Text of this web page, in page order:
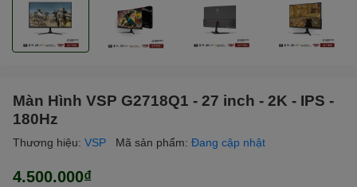
Màn Hình VSP G2718Q1 - 27 inch - 2K - IPS -
180Hz
Thương hiệu: VSP Mã sản phẩm: Đang cập nhật
4.500.000₫